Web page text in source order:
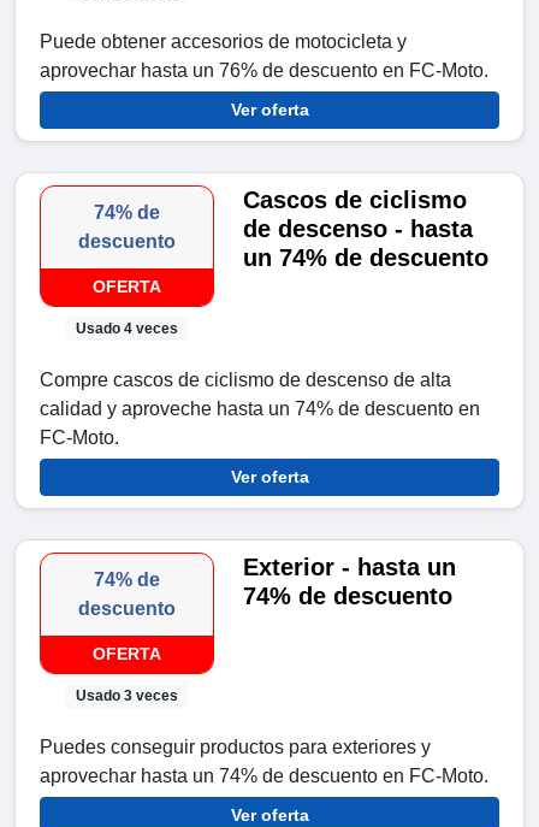
Puede obtener accesorios de motocicleta y
aprovechar hasta un 76% de descuento en FC-Moto.
Ver oferta
74% de
descuento
OFERTA
Usado 4 veces
Cascos de ciclismo
de descenso - hasta
un 74% de descuento
Compre cascos de ciclismo de descenso de alta
calidad y aproveche hasta un 74% de descuento en
FC-Moto.
Ver oferta
74% de
descuento
OFERTA
Usado 3 veces
Exterior - hasta un
74% de descuento
Puedes conseguir productos para exteriores y
aprovechar hasta un 74% de descuento en FC-Moto.
Ver oferta